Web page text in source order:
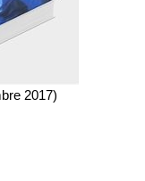
2017)